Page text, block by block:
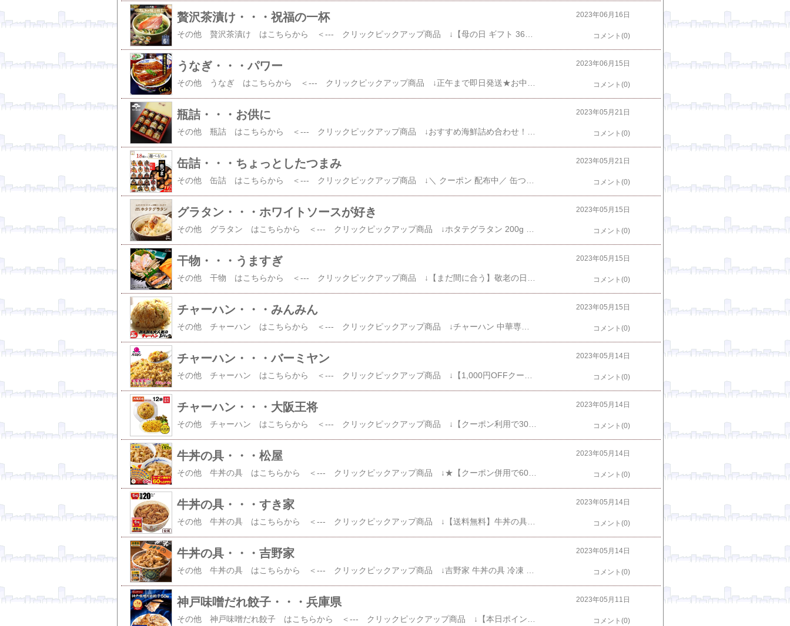
贅沢茶漬け・・・祝福の一杯 2023年06月16日
コメント(0)
うなぎ・・・パワー 2023年06月15日
コメント(0)
瓶詰・・・お供に 2023年05月21日
コメント(0)
缶詰・・・ちょっとしたつまみ 2023年05月21日
コメント(0)
グラタン・・・ホワイトソースが好き 2023年05月15日
コメント(0)
干物・・・うますぎ 2023年05月15日
コメント(0)
チャーハン・・・みんみん
その他 チャーハン はこちらから ＜--- クリックピックアップ商品 ↓チャーハン 中華専門店みんみんのチャーハン3パック【RCP】【チャーハン】【炒飯】【中華】 楽天で購入 【ふるさと納税】みんみんのチャーハン10パック 餃子専門店 ギョーザ ぎょうざ 富山 みんみん 惣菜 中華 冷凍チャーハン お昼ご飯 ランチ 夕飯 夜食 お弁当 レンジ調理 夏休み 楽天で購入
2023年05月15日
コメント(0)
チャーハン・・・バーミヤン 2023年05月14日
コメント(0)
チャーハン・・・大阪王将
その他 チャーハン はこちらから ＜--- クリックピックアップ商品 ↓【クーポン利用で30％オフ！】※2023年5月16日1:59まで＜大阪王将 選べる! 炒めチャーハン/カレーチャーハン12袋＞送料無料 冷凍食品 通販 お取り寄せ お取り寄せグルメ 中華 仕送り レンチン 簡単調理 福袋 母の日 父の日 お中元 2023年 プレゼント 炒飯 焼き飯楽天で購入【クーポン利用で880円オフ！】※2023年5月16日9:59まで＜大阪王将裏ミラクルセット＞送料無料 冷凍食品 冷凍餃子 通販 お取り寄せ お取り寄せグルメ 中華 仕送り レンチン 簡単調理 福袋 プレゼント 母の日 父の日 お中元 2023年 ぎょうざ ギョウザ ギョーザ 炒飯楽天で購入【期間限定＜ポイント10倍！＞】※2023年5月16日1:59まで＜大阪王将 チャーレンジャーセット＞送料無料 冷凍食品 通販 お取り寄せ 中華 仕送り 簡単調理 レンチン チャーハン 炒飯 焼き飯 ごはん 福袋 プレゼント 母の日 父の日 お中元 2023年 大容量 まとめ買い楽天で購入
2023年05月14日
コメント(0)
牛丼の具・・・松屋
その他 牛丼の具 はこちらから ＜--- クリックピックアップ商品 ↓★【クーポン併用で60%オフ！15,000円→5,899円！先着数量限定！冷凍白飯1kgおまけ】松屋 牛めしの具プレミアム仕様30食 牛丼の具 時短 レンチン 単身赴任 牛めし 冷凍食品 冷凍 おかず セット 冷食 お惣菜 惣菜 牛丼 肉 仕送り ギフト 手土産 プレゼント セール 送料無料楽天で購入新牛めしの具(プレミアム仕様)32個セット【牛丼の具】 グルメ 冷凍食品 冷凍 おかず セット 冷食 お惣菜 牛丼 肉 業務用 惣菜 お弁当 絶品 お試し お取り寄せ楽天で購入
2023年05月14日
コメント(0)
牛丼の具・・・すき家
その他 牛丼の具 はこちらから ＜--- クリックピックアップ商品 ↓【送料無料】牛丼の具20パックセット すき家 牛丼の具 急速冷凍 湯煎 冷食 レンチン 一人前 おかず 冷凍食品楽天で購入【期間限定】10パックセット すき家 牛丼の具冷凍食品 牛肉 おかず 惣菜 冷食 急速冷凍 お弁当【S8】楽天で購入
2023年05月14日
コメント(0)
牛丼の具・・・吉野家 2023年05月14日
コメント(0)
神戸味噌だれ餃子・・・兵庫県 2023年05月11日
コメント(0)